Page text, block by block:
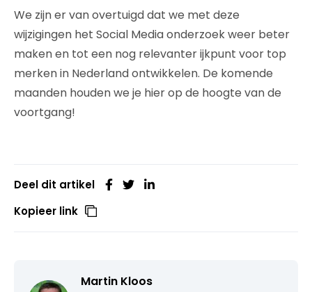
We zijn er van overtuigd dat we met deze
wijzigingen het Social Media onderzoek weer beter
maken en tot een nog relevanter ijkpunt voor top
merken in Nederland ontwikkelen. De komende
maanden houden we je hier op de hoogte van de
voortgang!
Deel dit artikel
Kopieer link
Martin Kloos